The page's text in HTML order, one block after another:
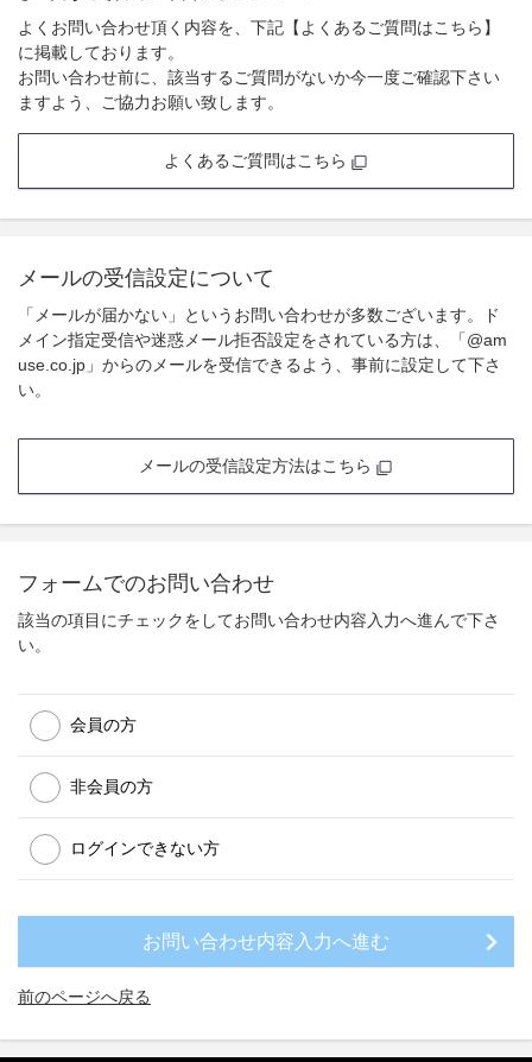
よくお問い合わせ頂く内容を、下記【よくあるご質問はこちら】
に掲載しております。
お問い合わせ前に、該当するご質問がないか今一度ご確認下さい
ますよう、ご協力お願い致します。
よくあるご質問はこちら
メールの受信設定について
「メールが届かない」というお問い合わせが多数ございます。ド
メイン指定受信や迷惑メール拒否設定をされている方は、「@am
use.co.jp」からのメールを受信できるよう、事前に設定して下さ
い。
メールの受信設定方法はこちら
フォームでのお問い合わせ
該当の項目にチェックをしてお問い合わせ内容入力へ進んで下さ
い。
会員の方
非会員の方
ログインできない方
前のページへ戻る